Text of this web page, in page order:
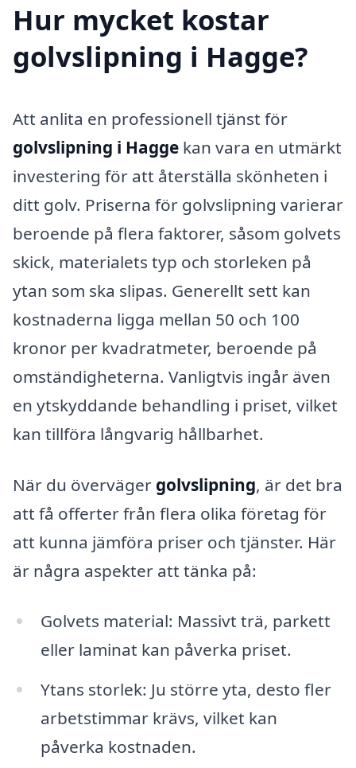
Hur mycket kostar
golvslipning i Hagge?
Att anlita en professionell tjänst för
golvslipning i Hagge kan vara en utmärkt
investering för att återställa skönheten i
ditt golv. Priserna för golvslipning varierar
beroende på flera faktorer, såsom golvets
skick, materialets typ och storleken på
ytan som ska slipas. Generellt sett kan
kostnaderna ligga mellan 50 och 100
kronor per kvadratmeter, beroende på
omständigheterna. Vanligtvis ingår även
en ytskyddande behandling i priset, vilket
kan tillföra långvarig hållbarhet.
När du överväger golvslipning, är det bra
att få offerter från flera olika företag för
att kunna jämföra priser och tjänster. Här
är några aspekter att tänka på:
Golvets material: Massivt trä, parkett
eller laminat kan påverka priset.
Ytans storlek: Ju större yta, desto fler
arbetstimmar krävs, vilket kan
påverka kostnaden.